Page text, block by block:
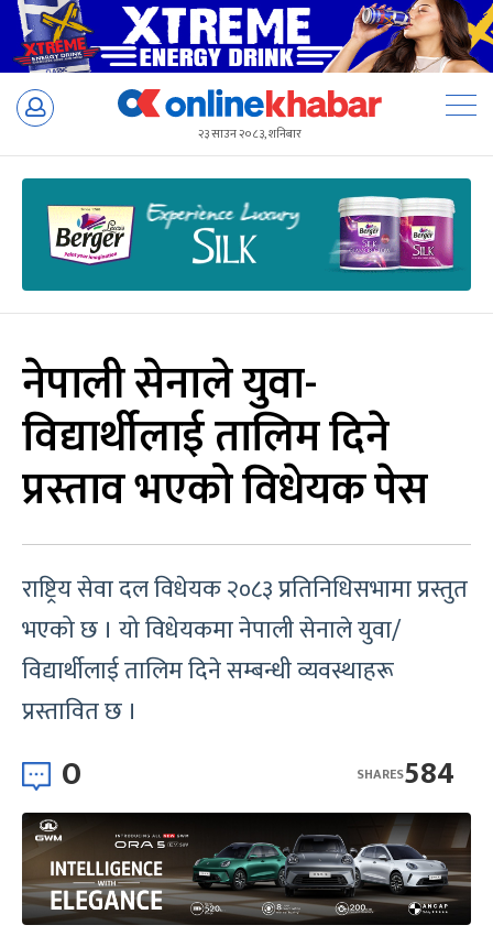
Skip
२३ साउन २०८३, शनिबार
नेपाली सेनाले युवा-
विद्यार्थीलाई तालिम दिने
प्रस्ताव भएको विधेयक पेस
राष्ट्रिय सेवा दल विधेयक २०८३ प्रतिनिधिसभामा प्रस्तुत
भएको छ । यो विधेयकमा नेपाली सेनाले युवा/
विद्यार्थीलाई तालिम दिने सम्बन्धी व्यवस्थाहरू
प्रस्तावित छ ।
0 584
SHARES